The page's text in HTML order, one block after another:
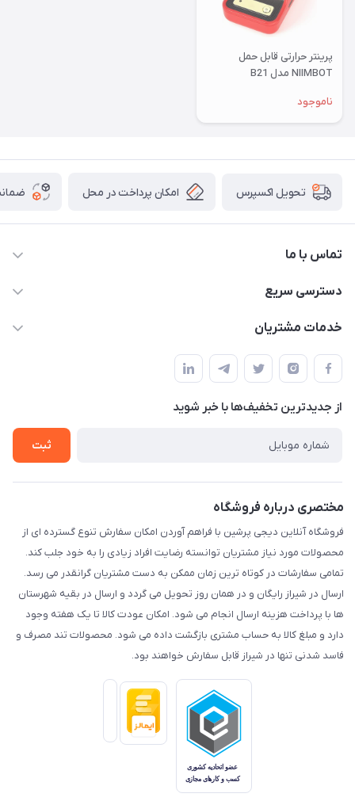
پرینتر حرارتی قابل حمل
NIIMBOT مدل B21
ناموجود
تحویل اکسپرس امکان پرداخت در محل
تماس با ما
09172138137
دسترسی سریع
حساب کاربری
لیست محصولات
درباره ما
خدمات مشتریان
قوانین و مقررات
حریم خصوصی
راهنما
از جدید‌ترین تخفیف‌ها با‌ خبر شوید
ثبت
مختصری درباره فروشگاه
فروشگاه آنلاین دیجی پرشین با فراهم آوردن امکان سفارش تنوع گسترده ای از
محصولات مورد نیاز مشتریان توانسته رضایت افراد زیادی را به خود جلب کند.
تمامی سفارشات در کوتاه ترین زمان ممکن به دست مشتریان گرانقدر می رسد.
ارسال در شیراز رایگان و در همان روز تحویل می گردد و ارسال در بقیه شهرستان
ها با پرداخت هزینه ارسال انجام می شود. امکان عودت کالا تا یک هفته وجود
دارد و مبلغ کالا به حساب مشتری بازگشت داده می شود. محصولات تند مصرف و
فاسد شدنی تنها در شیراز قابل سفارش خواهند بود.